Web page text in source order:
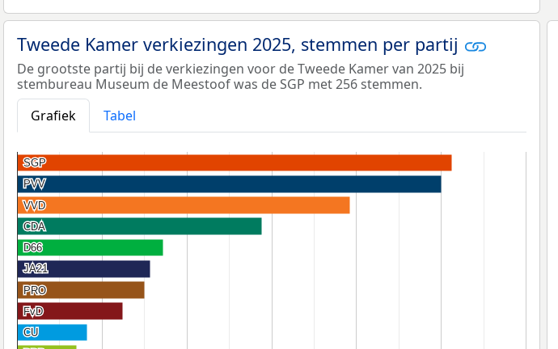
Tweede Kamer verkiezingen 2025, stemmen per partij
De grootste partij bij de verkiezingen voor de Tweede Kamer van 2025 bij
stembureau Museum de Meestoof was de SGP met 256 stemmen.
Grafiek
Tabel
SGP
SGP
PVV
PVV
VVD
VVD
CDA
CDA
D66
D66
JA21
JA21
PRO
PRO
FvD
FvD
CU
CU